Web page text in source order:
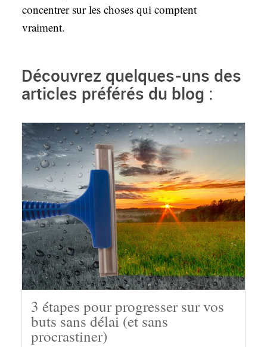
concentrer sur les choses qui comptent
vraiment.
Découvrez quelques-uns des
articles préférés du blog :
3 étapes pour progresser sur vos
buts sans délai (et sans
procrastiner)